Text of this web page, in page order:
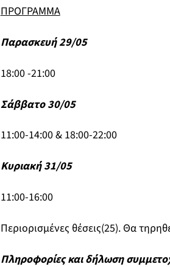
ΠΡΟΓΡΑΜΜΑ
Παρασκευή 29/05
18:00 -21:00
Σάββατο 30/05
11:00-14:00 & 18:00-22:00
Κυριακή 31/05
11:00-16:00
Περιορισμένες θέσεις(25). Θα
Πληροφορίες και δήλωση